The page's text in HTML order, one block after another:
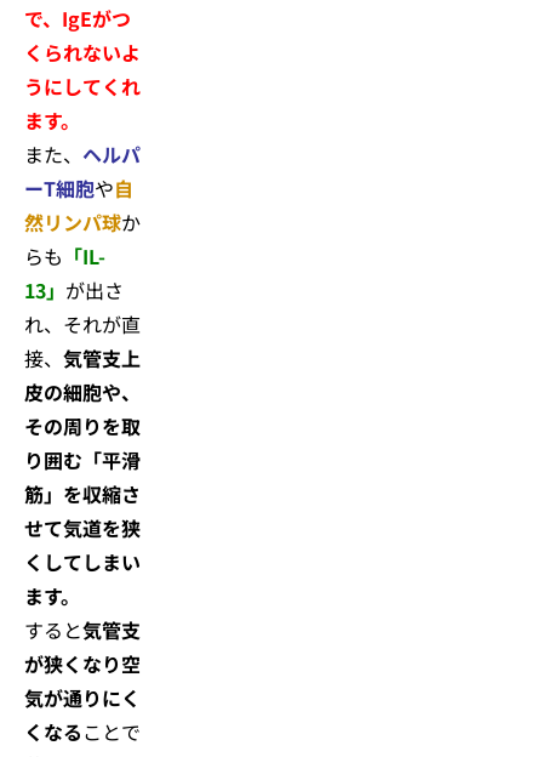
で、IgEがつ
くられないよ
うにしてくれ
ます。
また、 ヘルパ
ーT細胞や自
然リンパ球か
らも 「IL-
13」 が出さ
れ、それが直
接、 気管支上
皮の細胞や、
その周りを取
り囲む「平滑
筋」を収縮さ
せて気道を狭
くしてしまい
ます。
すると気管支
が狭くなり空
気が通りにく
くなることで